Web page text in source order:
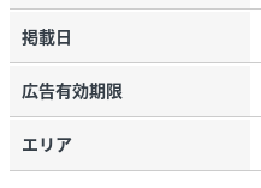
掲載日
広告有効期限
エリア